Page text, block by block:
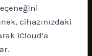
cihazınızdaki
iCloud’a